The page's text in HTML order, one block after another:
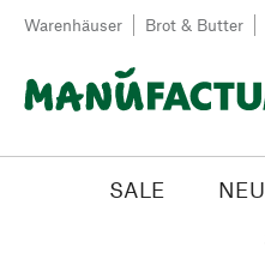
Zum Inhalt springen
Warenhäuser Brot & Butter
SALE NEU